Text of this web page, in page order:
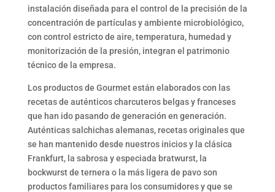
instalación diseñada para el control de la precisión de la
concentración de partículas y ambiente microbiológico,
con control estricto de aire, temperatura, humedad y
monitorización de la presión, integran el patrimonio
técnico de la empresa.
Los productos de Gourmet están elaborados con las
recetas de auténticos charcuteros belgas y franceses
que han ido pasando de generación en generación.
Auténticas salchichas alemanas, recetas originales que
se han mantenido desde nuestros inicios y la clásica
Frankfurt, la sabrosa y especiada bratwurst, la
bockwurst de ternera o la más ligera de pavo son
productos familiares para los consumidores y que se